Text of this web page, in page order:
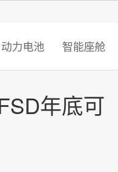
动力电池 智能座舱
年底可